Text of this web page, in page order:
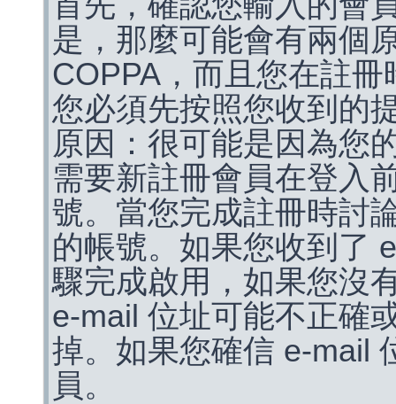
是，那麼可能會有兩個
COPPA，而且您在註
您必須先按照您收到的
原因：很可能是因為您
需要新註冊會員在登入
號。當您完成註冊時討
的帳號。如果您收到了
驟完成啟用，如果您沒
e-mail 位址可能不正確
掉。如果您確信 e-mail
員。